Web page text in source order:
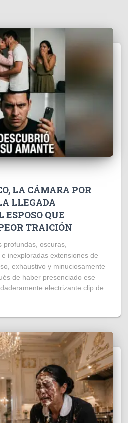
LA CÁMARA POR
LLEGADA
ESPOSO QUE
TRAICIÓN
profundas, oscuras,
inexploradas extensiones de
exhaustivo y minuciosamente
de haber presenciado ese
electrizante clip de